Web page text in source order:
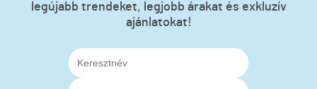
legújabb trendeket, legjobb árakat és exkluzív
ajánlatokat!